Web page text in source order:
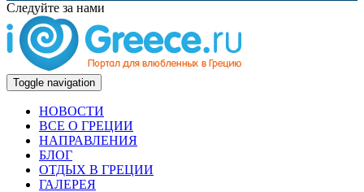
Следуйте за нами
Toggle navigation
НОВОСТИ
ВСЕ О ГРЕЦИИ
НАПРАВЛЕНИЯ
БЛОГ
ОТДЫХ В ГРЕЦИИ
ГАЛЕРЕЯ